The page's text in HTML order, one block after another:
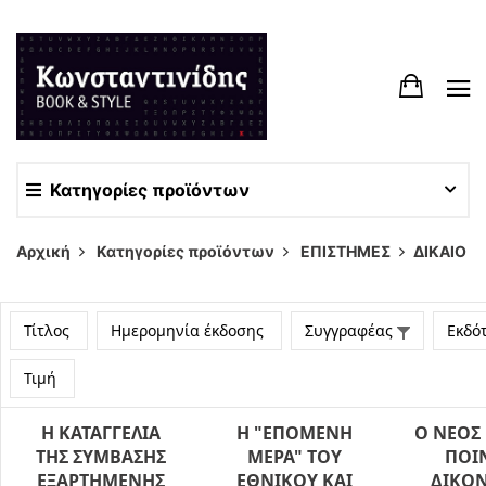
Κατηγορίες προϊόντων
Αρχική Κατηγορίες προϊόντων ΕΠΙΣΤΗΜΕΣ ΔΙΚΑΙΟ
Τίτλος Ημερομηνία έκδοσης Συγγραφέας
Τιμή
Η ΚΑΤΑΓΓΕΛΙΑ
ΤΗΣ ΣΥΜΒΑΣΗΣ
ΕΞΑΡΤΗΜΕΝΗΣ
Η "ΕΠΟΜΕΝΗ
ΜΕΡΑ" ΤΟΥ
ΕΘΝΙΚΟΥ ΚΑΙ
Ο ΝΕΟΣ